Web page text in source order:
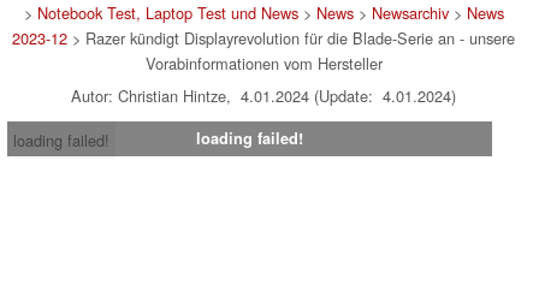
> Notebook Test, Laptop Test und News> News> Newsarchiv> News
2023-12 > Razer kündigt Displayrevolution für die Blade-Serie an - unsere
Vorabinformationen vom Hersteller
Autor: Christian Hintze, 4.01.2024 (Update: 4.01.2024)
loading failed!
loading failed!